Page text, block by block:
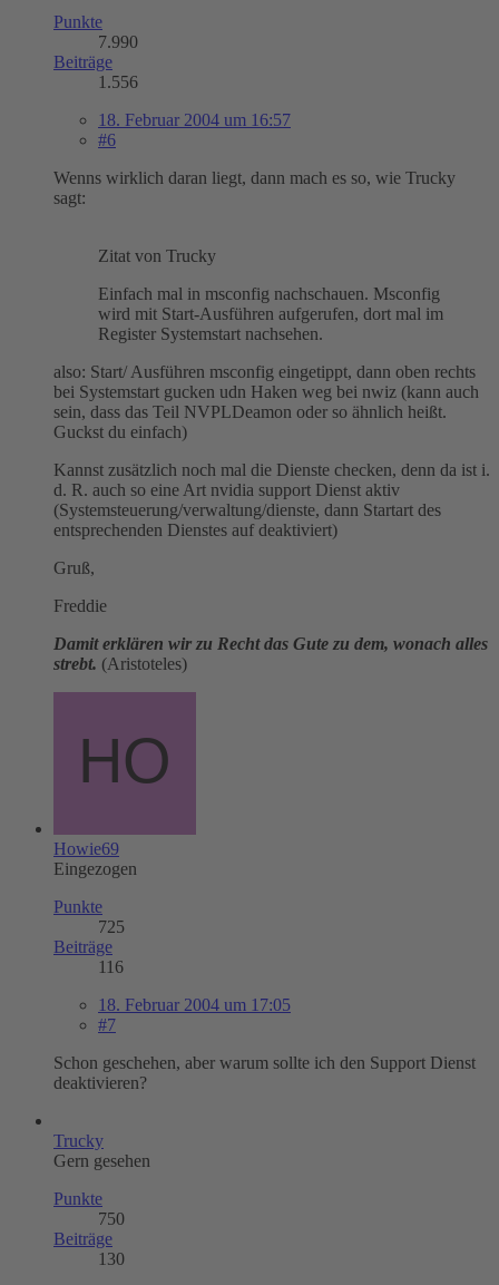
Punkte
7.990
Beiträge
1.556
18. Februar 2004 um 16:57
#6
Wenns wirklich daran liegt, dann mach es so, wie Trucky
sagt:
Zitat von Trucky
Einfach mal in msconfig nachschauen. Msconfig
wird mit Start-Ausführen aufgerufen, dort mal im
Register Systemstart nachsehen.
also: Start/ Ausführen msconfig eingetippt, dann oben rechts
bei Systemstart gucken udn Haken weg bei nwiz (kann auch
sein, dass das Teil NVPLDeamon oder so ähnlich heißt.
Guckst du einfach)
Kannst zusätzlich noch mal die Dienste checken, denn da ist i.
d. R. auch so eine Art nvidia support Dienst aktiv
(Systemsteuerung/verwaltung/dienste, dann Startart des
entsprechenden Dienstes auf deaktiviert)
Gruß,
Freddie
Damit erklären wir zu Recht das Gute zu dem, wonach alles
strebt. (Aristoteles)
Howie69
Eingezogen
Punkte
725
Beiträge
116
18. Februar 2004 um 17:05
#7
Schon geschehen, aber warum sollte ich den Support Dienst
deaktivieren?
Trucky
Gern gesehen
Punkte
750
Beiträge
130